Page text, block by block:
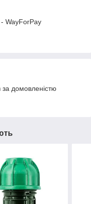
WayForPay
домовленістю